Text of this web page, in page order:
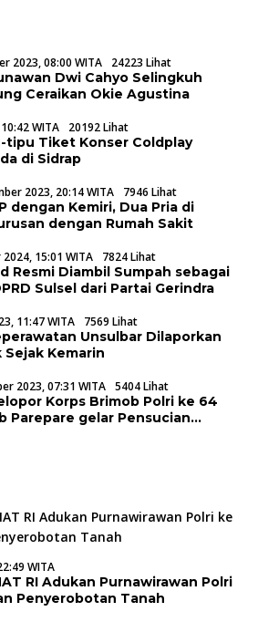
2023, 08:00 WITA 24223 Lihat
Dwi Cahyo Selingkuh
Ceraikan Okie Agustina
WITA 20192 Lihat
tipu Tiket Konser Coldplay
di Sidrap
2023, 20:14 WITA 7946 Lihat
dengan Kemiri, Dua Pria di
dengan Rumah Sakit
15:01 WITA 7824 Lihat
Resmi Diambil Sumpah sebagai
Sulsel dari Partai Gerindra
11:47 WITA 7569 Lihat
Unsulbar Dilaporkan
Kemarin
2023, 07:31 WITA 5404 Lihat
Korps Brimob Polri ke 64
Parepare gelar Pensucian
WITA
RI Adukan Purnawirawan Polri
Penyerobotan Tanah